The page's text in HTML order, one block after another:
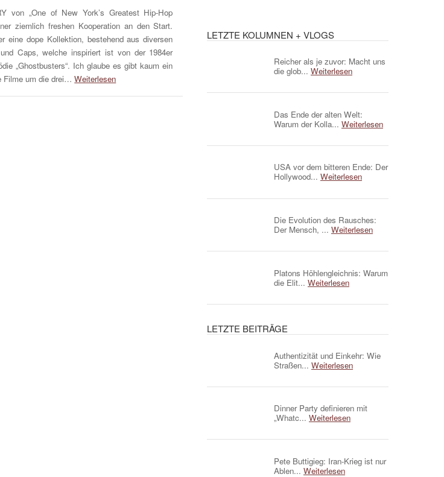
von „One of New York’s Greatest Hip-Hop
ziemlich freshen Kooperation an den Start.
eine dope Kollektion, bestehend aus diversen
Caps, welche inspiriert ist von der 1984er
„Ghostbusters“. Ich glaube es gibt kaum ein
Filme um die drei…Weiterlesen
LETZTE KOLUMNEN + VLOGS
Reicher als je zuvor: Macht uns
die glob... Weiterlesen
Das Ende der alten Welt:
Warum der Kolla... Weiterlesen
USA vor dem bitteren Ende: Der
Hollywood... Weiterlesen
Die Evolution des Rausches:
Der Mensch, ... Weiterlesen
Platons Höhlengleichnis: Warum
die Elit... Weiterlesen
LETZTE BEITRÄGE
Authentizität und Einkehr: Wie
Straßen... Weiterlesen
Dinner Party definieren mit
„Whatc... Weiterlesen
Pete Buttigieg: Iran-Krieg ist nur
Ablen... Weiterlesen